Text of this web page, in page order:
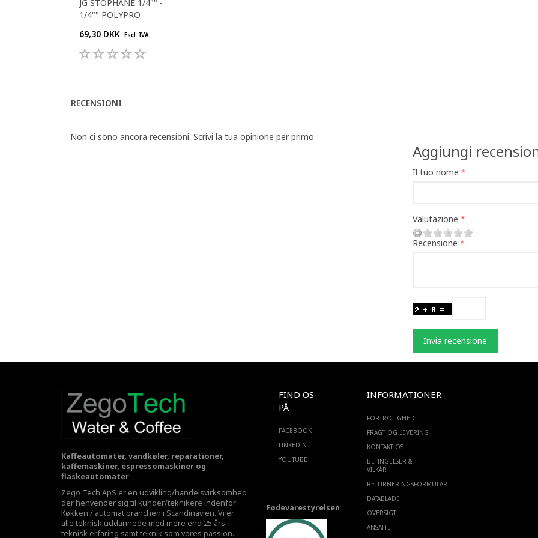
JG STOPHANE 1/4"" -
1/4"" POLYPRO
69,30 DKK
Escl. IVA
RECENSIONI
Non ci sono ancora recensioni. Scrivi la tua opinione per primo
Aggiungi
Il tuo nome
Valutazione
Recensione
Invia recensione
Kaffeautomater, vandkøler, reparationer,
kaffemaskiner, espressomaskiner og
flaskeautomater
Zego Tech ApS er en udvikling/handelsvirksomhed
der henvender sig til kunder/teknikere indenfor
Køkken / automat branchen i Scandinavien. Vi er
alle teknisk uddannede med mere end 25 års
teknisk erfaring samt teknik som vores passion.
FIND OS
PÅ
FACEBOOK
LINKEDIN
YOUTUBE
Fødevarestyrelsen
INFORMATIONER
FORTROLIGHED
FRAGT OG LEVERING
KONTAKT OS
BETINGELSER &
VILKÅR
RETURNERINGSFORMULAR
DATABLADE
OVERSIGT
ANSATTE